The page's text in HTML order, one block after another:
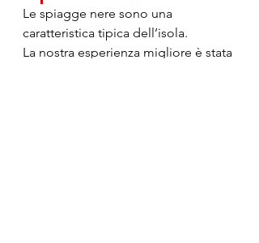
Le spiagge nere sono una
caratteristica tipica dell’isola.
La nostra esperienza migliore è stata